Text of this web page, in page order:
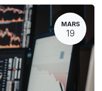
MARS
19